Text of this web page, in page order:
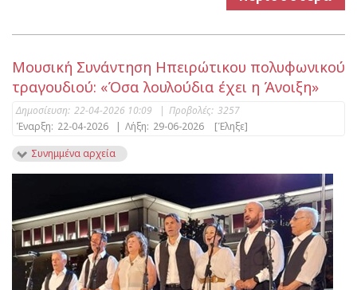
Μουσική Συνάντηση Ηπειρώτικου πολυφωνικού
τραγουδιού: «Όσα λουλούδια έχει η Άνοιξη»
Δημοσίευση: 22-04-2026 10:09 Προβολές: 3257
Έναρξη: 22-04-2026 Λήξη: 29-06-2026
[Έληξε]
Συνημμένα αρχεία